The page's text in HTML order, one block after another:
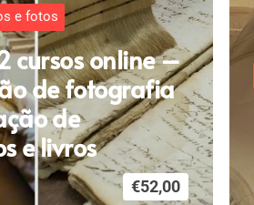
e fotos
cursos online –
de fotografia
de
e livros
€52,00